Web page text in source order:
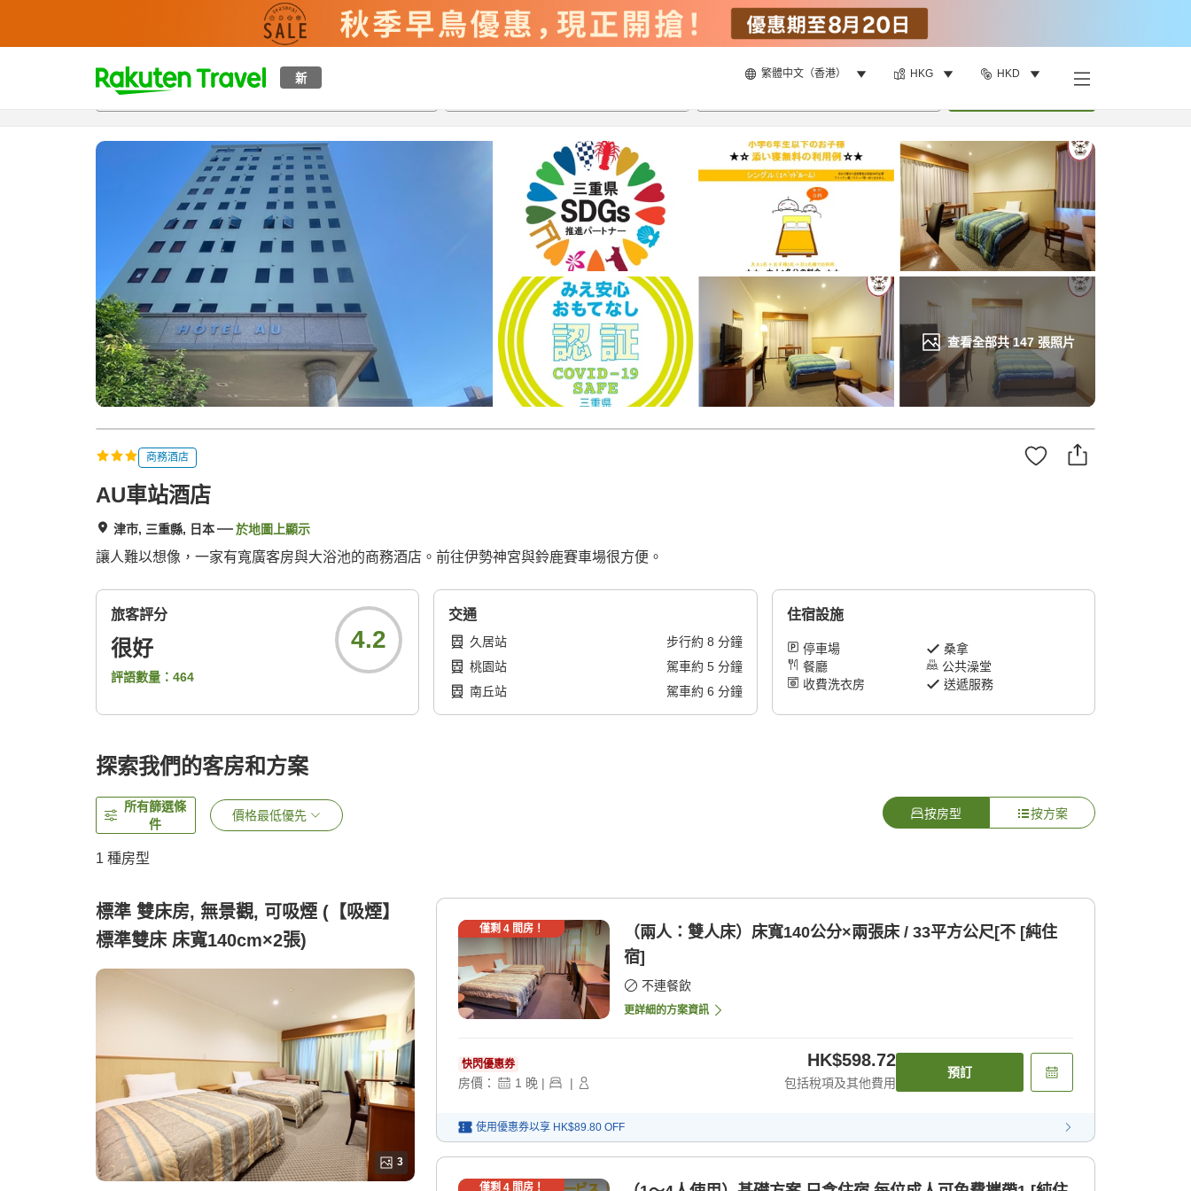
新 繁體中文（香港） HKG HKD
t
p
a
h
查看全部共147張照片
概覽房間及住宿方案 評價特色設施
商務酒店
AU車站酒店
津市, 三重縣, 日本 於地圖上顯示
讓人難以想像，一家有寬廣客房與大浴池的商務酒店。前往伊勢神宮與鈴鹿賽車場很方便。
旅客評分
很好
評語數量： 464
4.2
交通
久居站 步行約 8 分鐘
桃園站
駕車約 5分鐘
南丘站
駕車約 6 分鐘
住宿設施
停車場
桑拿
餐廳
公共澡堂
收費洗衣房
送遞服務
探索我們的客房和方案
所有篩選條
件
價格最低優先 按房型 按方案
1 種房型
標準 雙床房, 無景觀, 可吸煙 (【吸煙】
標準雙床 床寬140cm×2張)
3
僅剩 4間房！
（兩人：雙人床）床寬140公分×兩張床 / 33平方公尺[不 [純住
宿]
不連餐飲
更詳細的方案資訊
快閃優惠券
房價： 1 晚 | |
HK$598.72
包括稅項及其他費用
預訂
使用優惠券以享 HK$89.80 OFF
僅剩 4間房！